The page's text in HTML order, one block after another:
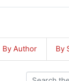
By Author By